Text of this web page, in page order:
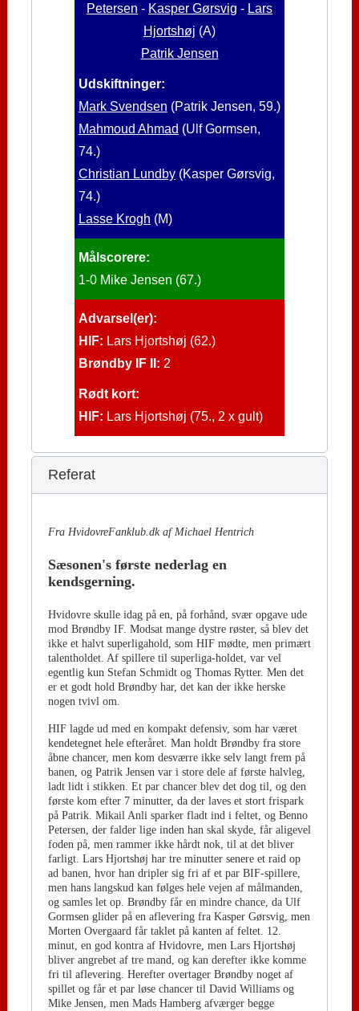
Petersen - Kasper Gørsvig - Lars
Hjortshøj (A)
Patrik Jensen
Udskiftninger:
Mark Svendsen (Patrik Jensen, 59.)
Mahmoud Ahmad (Ulf Gormsen,
74.)
Christian Lundby(Kasper Gørsvig,
74.)
Lasse Krogh (M)
Målscorere:
1-0 Mike Jensen (67.)
Advarsel(er):
HIF: Lars Hjortshøj (62.)
Brøndby IF II: 2
Rødt kort:
HIF: Lars Hjortshøj (75., 2 x gult)
Referat
Fra HvidovreFanklub.dk af Michael Hentrich
Sæsonen's første nederlag en
kendsgerning.
Hvidovre skulle idag på en, på forhånd, svær opgave ude
mod Brøndby IF. Modsat mange dystre røster, så blev det
ikke et halvt superligahold, som HIF mødte, men primært
talentholdet. Af spillere til superliga-holdet, var vel
egentlig kun Stefan Schmidt og Thomas Rytter. Men det
er et godt hold Brøndby har, det kan der ikke herske
nogen tvivl om.
HIF lagde ud med en kompakt defensiv, som har været
kendetegnet hele efteråret. Man holdt Brøndby fra store
åbne chancer, men kom desværre ikke selv langt frem på
banen, og Patrik Jensen var i store dele af første halvleg,
ladt lidt i stikken. Et par chancer blev det dog til, og den
første kom efter 7 minutter, da der laves et stort frispark
på Patrik. Mikail Anli sparker fladt ind i feltet, og Benno
Petersen, der falder lige inden han skal skyde, får aligevel
foden på, men rammer ikke hårdt nok, til at det bliver
farligt. Lars Hjortshøj har tre minutter senere et raid op
ad banen, hvor han dripler sig fri af et par BIF-spillere,
men hans langskud kan følges hele vejen af målmanden,
og samles let op. Brøndby får en mindre chance, da Ulf
Gormsen glider på en aflevering fra Kasper Gørsvig, men
Morten Overgaard får taklet på kanten af feltet. 12.
minut, en god kontra af Hvidovre, men Lars Hjortshøj
bliver angrebet af tre mand, og kan derefter ikke komme
fri til aflevering. Herefter overtager Brøndby noget af
spillet og får et par løse chancer til David Williams og
Mike Jensen, men Mads Hamberg afværger begge